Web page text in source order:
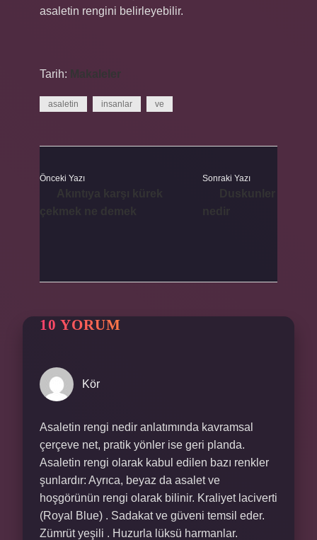
asaletin rengini belirleyebilir.
Tarih: Makaleler
asaletin insanlar ve
Önceki Yazı Sonraki Yazı
10 YORUM
Kör
Asaletin rengi nedir anlatımında kavramsal
çerçeve net, pratik yönler ise geri planda.
Asaletin rengi olarak kabul edilen bazı renkler
şunlardır: Ayrıca, beyaz da asalet ve
hoşgörünün rengi olarak bilinir. Kraliyet laciverti
(Royal Blue) . Sadakat ve güveni temsil eder.
Zümrüt yeşili . Huzurla lüksü harmanlar.